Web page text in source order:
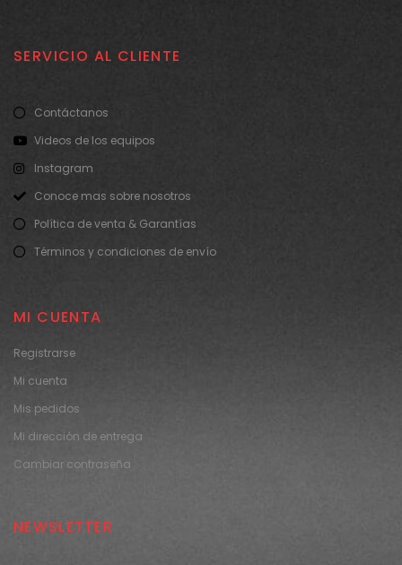
SERVICIO AL CLIENTE
Contáctanos
Videos de los equipos
Instagram
Conoce mas sobre nosotros
Política de venta & Garantías
Términos y condiciones de envío
MI CUENTA
Registrarse
Mi cuenta
Mis pedidos
Mi dirección de entrega
Cambiar contraseña
NEWSLETTER